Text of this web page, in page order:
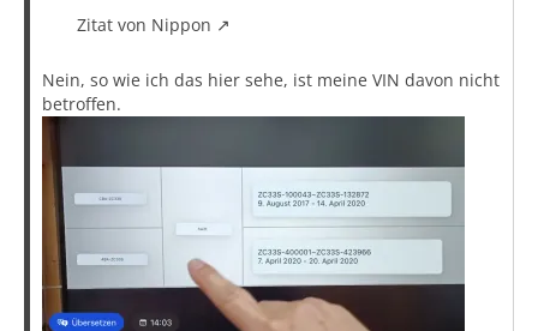
Zitat von Nippon
Nein, so wie ich das hier sehe, ist meine VIN davon nicht
betroffen.